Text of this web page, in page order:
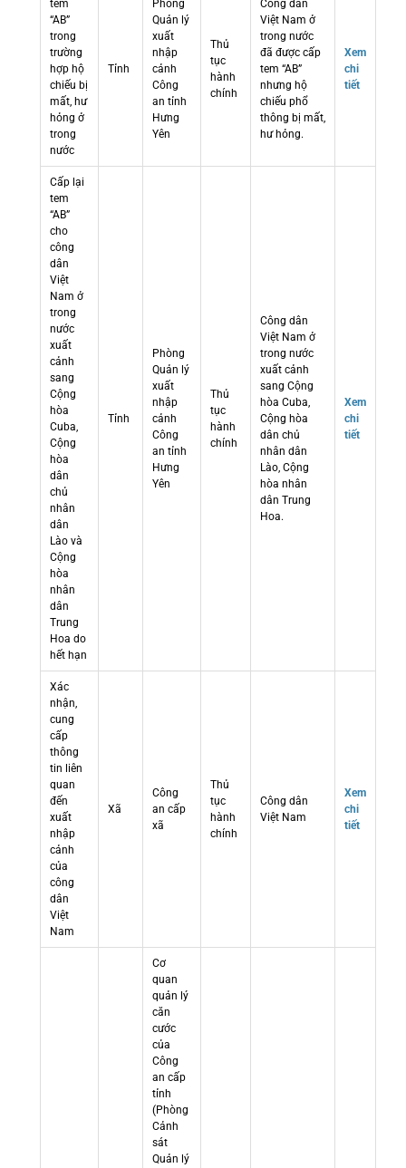
tem
“AB”
trong
trường
hợp hộ
chiếu bị
mất, hư
hỏng ở
trong
nước
Tỉnh
Phòng
Quản lý
xuất
nhập
cảnh
Công
an tỉnh
Hưng
Yên
Thủ
tục
hành
chính
Công dân
Việt Nam ở
trong nước
đã được cấp
tem “AB”
nhưng hộ
chiếu phổ
thông bị mất,
hư hỏng.
Xem
chi
tiết
Cấp lại
tem
“AB”
cho
công
dân
Việt
Nam ở
trong
nước
xuất
cảnh
sang
Cộng
hòa
Cuba,
Cộng
hòa
dân
chủ
nhân
dân
Lào và
Cộng
hòa
nhân
dân
Trung
Hoa do
hết hạn
Tỉnh
Phòng
Quản lý
xuất
nhập
cảnh
Công
an tỉnh
Hưng
Yên
Thủ
tục
hành
chính
Công dân
Việt Nam ở
trong nước
xuất cảnh
sang Cộng
hòa Cuba,
Cộng hòa
dân chủ
nhân dân
Lào, Cộng
hòa nhân
dân Trung
Hoa.
Xem
chi
tiết
Xác
nhận,
cung
cấp
thông
tin liên
quan
đến
xuất
nhập
cảnh
của
công
dân
Việt
Nam
Xã
Công
an cấp
xã
Thủ
tục
hành
chính
Công dân
Việt Nam
Xem
chi
tiết
Cơ
quan
quản lý
căn
cước
của
Công
an cấp
tỉnh
(Phòng
Cảnh
sát
Quản lý